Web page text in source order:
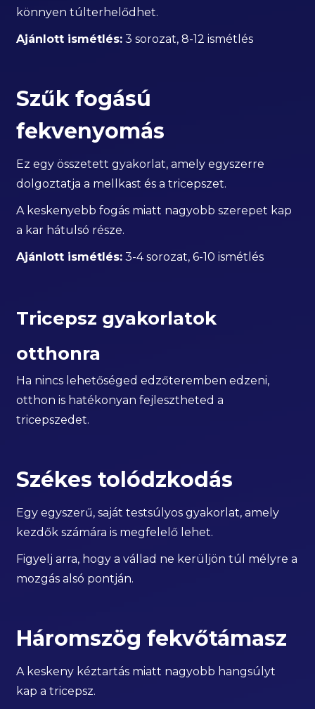
könnyen túlterhelődhet.
Ajánlott ismétlés: 3 sorozat, 8-12 ismétlés
Szűk fogású
fekvenyomás
Ez egy összetett gyakorlat, amely egyszerre
dolgoztatja a mellkast és a tricepszet.
A keskenyebb fogás miatt nagyobb szerepet kap
a kar hátulsó része.
Ajánlott ismétlés: 3-4 sorozat, 6-10 ismétlés
Tricepsz gyakorlatok
otthonra
Ha nincs lehetőséged edzőteremben edzeni,
otthon is hatékonyan fejlesztheted a
tricepszedet.
Székes tolódzkodás
Egy egyszerű, saját testsúlyos gyakorlat, amely
kezdők számára is megfelelő lehet.
Figyelj arra, hogy a vállad ne kerüljön túl mélyre a
mozgás alsó pontján.
Háromszög fekvőtámasz
A keskeny kéztartás miatt nagyobb hangsúlyt
kap a tricepsz.